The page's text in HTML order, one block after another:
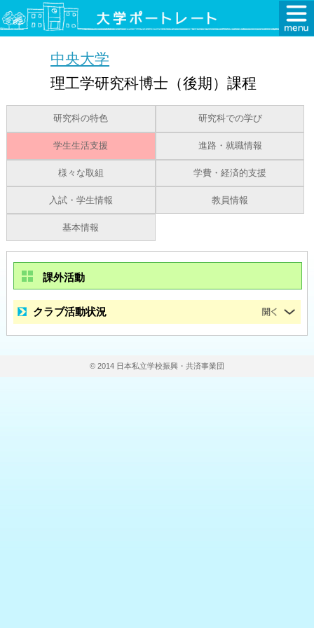
中央大学
理工学研究科博士（後期）課程
研究科の特色 研究科での学び
学生生活支援 進路・就職情報
様々な取組 学費・経済的支援
入試・学生情報 教員情報
基本情報
課外活動
クラブ活動状況
© 2014 日本私立学校振興・共済事業団